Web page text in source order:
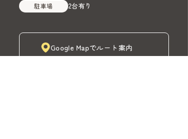
駐車場 2台有り
Google Mapでルート案内